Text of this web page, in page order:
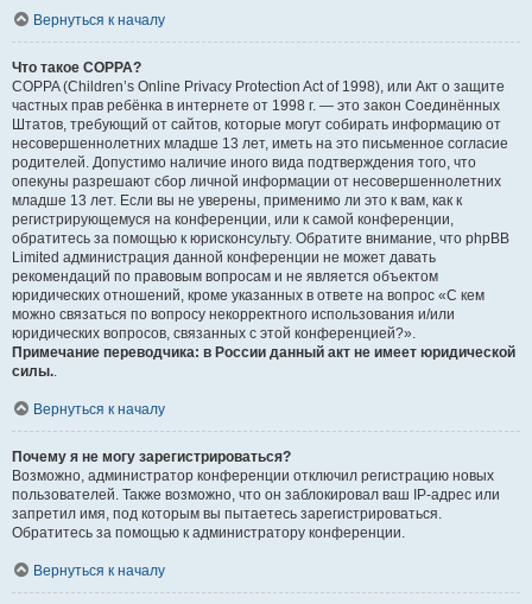
Вернуться к началу
Что такое COPPA?
COPPA (Children’s Online Privacy Protection Act of 1998), или Акт о защите
частных прав ребёнка в интернете от 1998 г. — это закон Соединённых
Штатов, требующий от сайтов, которые могут собирать информацию от
несовершеннолетних младше 13 лет, иметь на это письменное согласие
родителей. Допустимо наличие иного вида подтверждения того, что
опекуны разрешают сбор личной информации от несовершеннолетних
младше 13 лет. Если вы не уверены, применимо ли это к вам, как к
регистрирующемуся на конференции, или к самой конференции,
обратитесь за помощью к юрисконсульту. Обратите внимание, что phpBB
Limited администрация данной конференции не может давать
рекомендаций по правовым вопросам и не является объектом
юридических отношений, кроме указанных в ответе на вопрос «С кем
можно связаться по вопросу некорректного использования и/или
юридических вопросов, связанных с этой конференцией?».
Примечание переводчика: в России данный акт не имеет юридической
силы..
Вернуться к началу
Почему я не могу зарегистрироваться?
Возможно, администратор конференции отключил регистрацию новых
пользователей. Также возможно, что он заблокировал ваш IP-адрес или
запретил имя, под которым вы пытаетесь зарегистрироваться.
Обратитесь за помощью к администратору конференции.
Вернуться к началу